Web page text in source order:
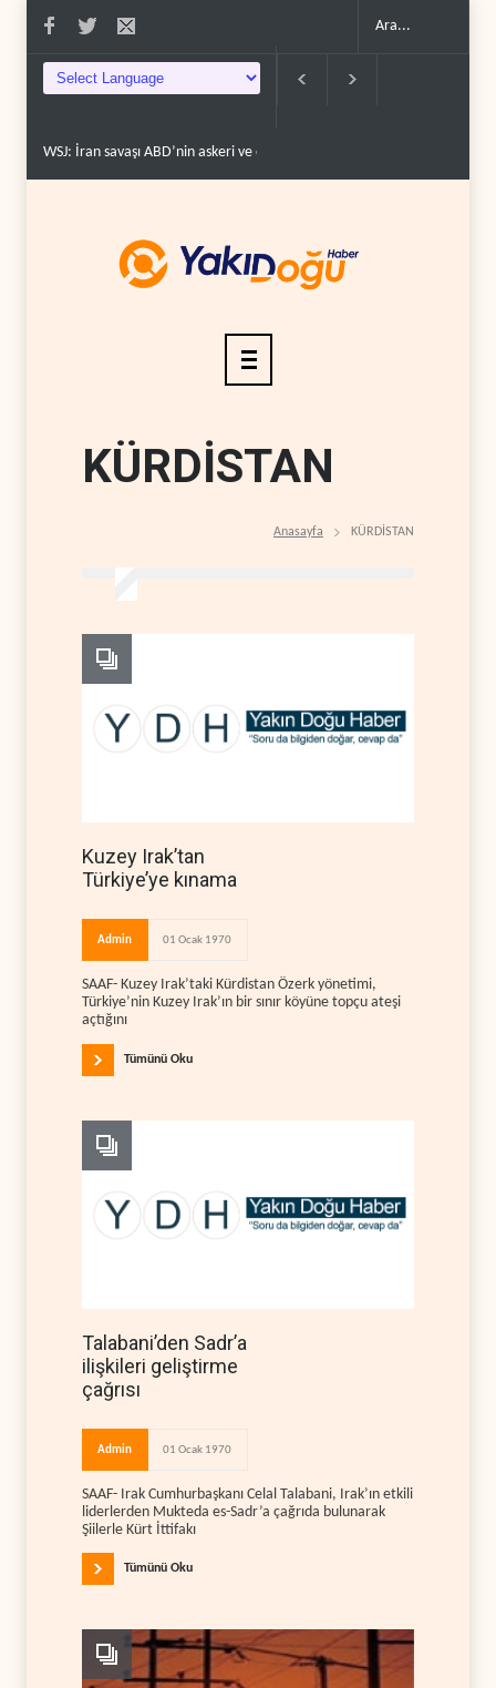
ve ekonomik kaynakları.. Gazeteci Magnier: Trump, Hürmüz Boğazı
KÜRDİSTAN
Anasayfa KÜRDİSTAN
Kuzey Irak’tan
Türkiye’ye kınama
Admin 01 Ocak 1970
SAAF- Kuzey Irak’taki Kürdistan Özerk yönetimi,
Türkiye’nin Kuzey Irak’ın bir sınır köyüne topçu ateşi
açtığını
Tümünü Oku
Talabani’den Sadr’a
ilişkileri geliştirme
çağrısı
Admin 01 Ocak 1970
SAAF- Irak Cumhurbaşkanı Celal Talabani, Irak’ın etkili
liderlerden Mukteda es-Sadr’a çağrıda bulunarak
Şiilerle Kürt İttifakı
Tümünü Oku